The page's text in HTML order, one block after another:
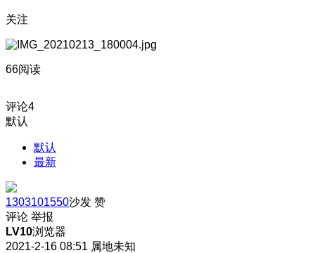
关注
66阅读
评论4
默认
默认
最新
1303101550沙发 赞
评论 举报
LV10浏览器
2021-2-16 08:51 属地未知